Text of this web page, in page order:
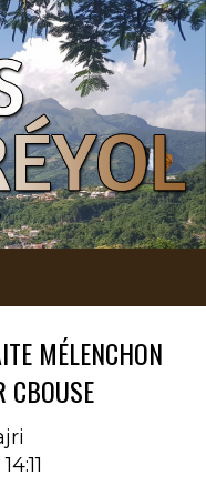
MÉLENCHON
CBOUSE